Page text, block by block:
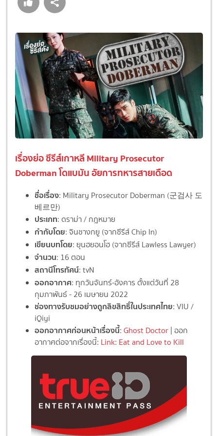
เรื่องย่อ ซีรีส์เกาหลี Military Prosecutor
Doberman โดแบมัน อัยการทหารสายเดือด
ชื่อเรื่อง: Military Prosecutor Doberman (군검사 도
베르만)
ประเภท: ดราม่า / กฎหมาย
กำกับโดย: จินชางกยู (จากซีรีส์ Chip In)
เขียนบทโดย: ยุนฮยอนโฮ (จากซีรีส์ Lawless Lawyer)
จำนวน: 16 ตอน
สถานีโทรทัศน์: tvN
ออกอากาศ: ทุกวันจันทร์-อังคาร ตั้งแต่วันที่ 28
กุมภาพันธ์ - 26 เมษายน 2022
ช่องทางรับชมอย่างถูกลิขสิทธิ์ในประเทศไทย: VIU /
iQiyi
ออกอากาศก่อนหน้าเรื่องนี้: Ghost Doctor | ออก
อากาศต่อจากเรื่องนี้: Link: Eat and Love to Kill